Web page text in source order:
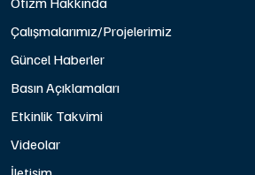
Çalışmalarımız/Projelerimiz
Güncel Haberler
Basın Açıklamaları
Etkinlik Takvimi
Videolar